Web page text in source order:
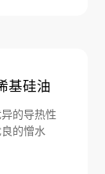
基硅油
的导热性
的憎水